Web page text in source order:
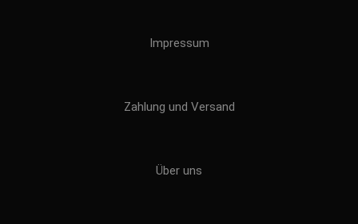
Impressum
Zahlung und Versand
Über uns